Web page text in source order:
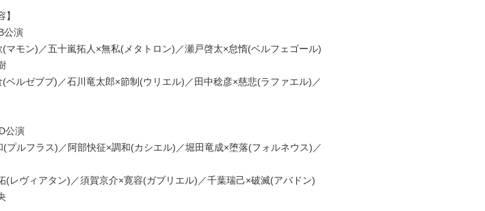
】
公演
(マモン)／五十嵐拓人×無私(メタトロン)／瀬戸啓太×怠惰(ベルフェゴール)
(ベルゼブブ)／石川竜太郎×節制(ウリエル)／田中稔彦×慈悲(ラファエル)／
公演
(プルフラス)／阿部快征×調和(カシエル)／堀田竜成×堕落(フォルネウス)／
(レヴィアタン)／須賀京介×寛容(ガブリエル)／千葉瑞己×破滅(アバドン)